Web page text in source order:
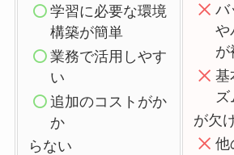
学習に必要な環境
構築が簡単
業務で活用しやす
い
追加のコストがか
か
らない
バ
や
が
基
が欠
他